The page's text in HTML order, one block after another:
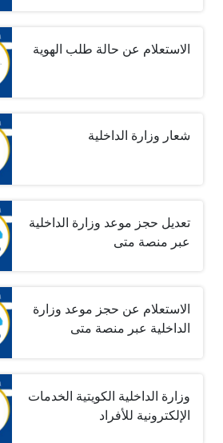
الاستعلام عن حالة طلب الهوية
شعار وزارة الداخلية
تعديل حجز موعد وزارة الداخلية
عبر منصة متى
الاستعلام عن حجز موعد وزارة
الداخلية عبر منصة متى
وزارة الداخلية الكويتية الخدمات
الإلكترونية للأفراد